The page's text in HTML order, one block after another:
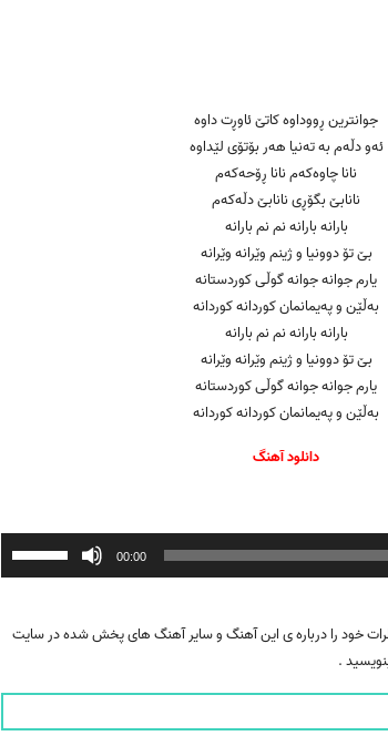
جوانترین ڕووداوە کاتێ ئاوڕت داوە
ئەو دڵەم بە تەنیا هەر بۆتۆی لێداوە
نانا چاوەکەم نانا ڕۆحەکەم
نانابێ بگۆڕی نانابێ دڵەکەم
بارانە بارانە نم نم بارانە
بێ تۆ دوونیا و ژینم وێرانە وێرانە
یارم جوانە جوانە گوڵی کوردستانە
بەڵێن و پەیمانمان کوردانە کوردانە
بارانە بارانە نم نم بارانە
بێ تۆ دوونیا و ژینم وێرانە وێرانە
یارم جوانە جوانە گوڵی کوردستانە
بەڵێن و پەیمانمان کوردانە کوردانە
دانلود آهنگ
00:00
بالا
خود را درباره ی این آهنگ و سایر آهنگ های پخش شده در سایت
.